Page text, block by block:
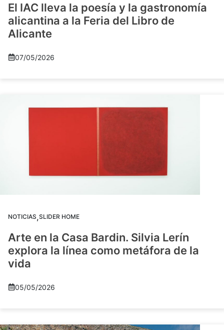
El IAC lleva la poesía y la gastronomía
alicantina a la Feria del Libro de
Alicante
07/05/2026
NOTICIAS,SLIDER HOME
Arte en la Casa Bardin. Silvia Lerín
explora la línea como metáfora de la
vida
05/05/2026